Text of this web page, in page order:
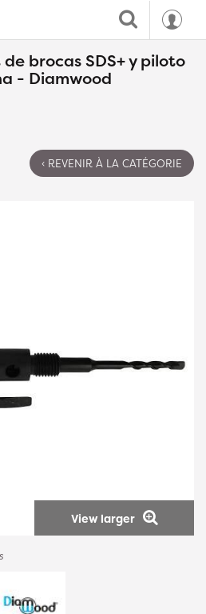
brocas SDS+ y piloto
- Diamwood
‹ REVENIR À LA CATÉGORIE
View larger